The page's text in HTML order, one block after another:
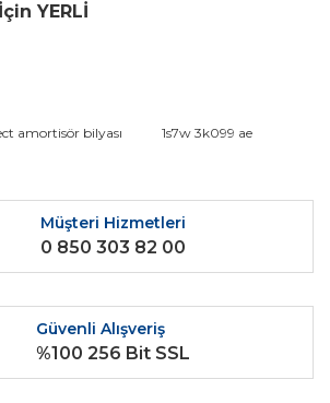
YERLİ
Yorum Yaz
resim, ürün açıklamalarında ve diğer
bozuk veya görüntülenemiyor.
eksik bilgiler bulunuyor.
hatalar bulunuyor.
sitelerden daha pahalı.
amortisör bilyası 1s7w 3k099 ae
Müşteri Hizmetleri
0 850 303 82 00
Güvenli Alışveriş
%100 256 Bit SSL